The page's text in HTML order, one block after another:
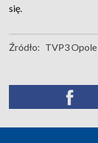
się.
Źródło: TVP3 Opole